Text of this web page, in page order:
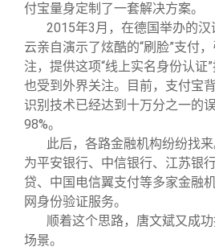
付宝量身定制了一套解决方案。
2015年3月，在德国举办的
云亲自演示了炫酷的“刷脸”支付
注，提供这项“线上实名身份认证
也受到外界关注。目前，支付宝
识别技术已经达到十万分之一的
98%。
此后，各路金融机构纷纷找
为平安银行、中信银行、江苏银
贷、中国电信翼支付等多家金融
网身份验证服务。
顺着这个思路，唐文斌又成
场景。